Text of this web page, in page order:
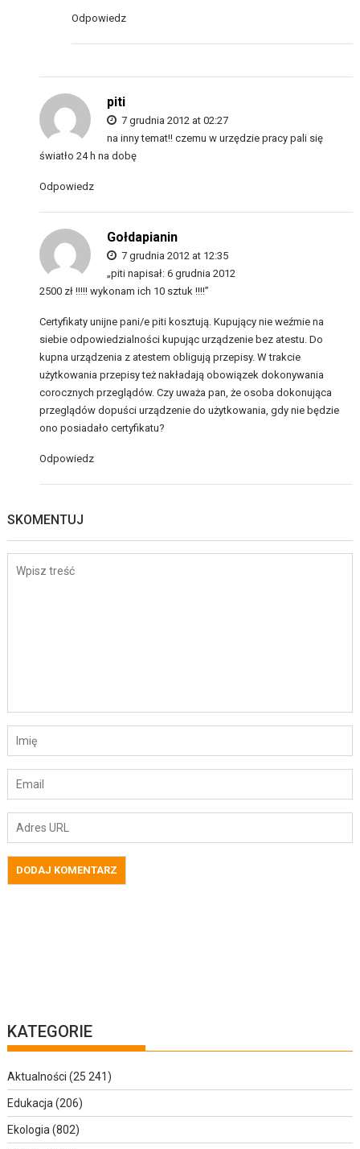
Odpowiedz
piti
7 grudnia 2012 at 02:27
na inny temat!! czemu w urzędzie pracy pali się
światło 24 h na dobę
Odpowiedz
Gołdapianin
7 grudnia 2012 at 12:35
„piti napisał: 6 grudnia 2012
2500 zł !!!!! wykonam ich 10 sztuk !!!!”
Certyfikaty unijne pani/e piti kosztują. Kupujący nie weźmie na
siebie odpowiedzialności kupując urządzenie bez atestu. Do
kupna urządzenia z atestem obligują przepisy. W trakcie
użytkowania przepisy też nakładają obowiązek dokonywania
corocznych przeglądów. Czy uważa pan, że osoba dokonująca
przeglądów dopuści urządzenie do użytkowania, gdy nie będzie
ono posiadało certyfikatu?
Odpowiedz
SKOMENTUJ
KATEGORIE
Aktualności (25 241)
Edukacja(206)
Ekologia(802)